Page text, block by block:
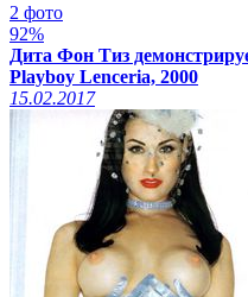
2 фото
92%
Дита Фон Тиз
Playboy Lenceria, 2000
15.02.2017